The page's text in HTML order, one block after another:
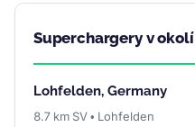
Superchargery v okolí
Lohfelden, Germany
8.7 km SV • Lohfelden